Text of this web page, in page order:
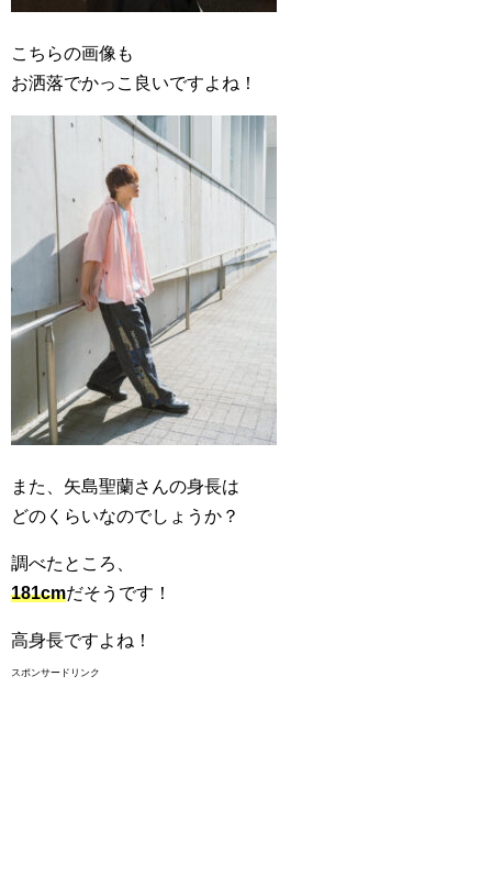
こちらの画像も
お洒落でかっこ良いですよね！
また、矢島聖蘭さんの身長は
どのくらいなのでしょうか？
調べたところ、
181cmだそうです！
高身長ですよね！
スポンサードリンク